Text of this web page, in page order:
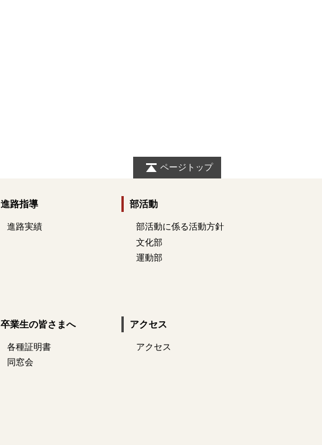
ページトップ
進路指導
進路実績
部活動
部活動に係る活動方針
文化部
運動部
卒業生の皆さまへ
各種証明書
同窓会
アクセス
アクセス